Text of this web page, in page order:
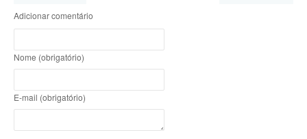
Adicionar comentário
Nome (obrigatório)
E-mail (obrigatório)